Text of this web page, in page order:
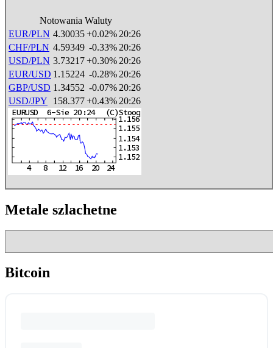
Notowania Waluty
EUR/PLN 4.30035+0.02% 20:26
CHF/PLN 4.59349 -0.33% 20:26
USD/PLN 3.73217+0.30% 20:26
EUR/USD 1.15224 -0.28% 20:26
GBP/USD 1.34552 -0.07% 20:26
USD/JPY
158.377+0.43% 20:26
Metale szlachetne
Bitcoin